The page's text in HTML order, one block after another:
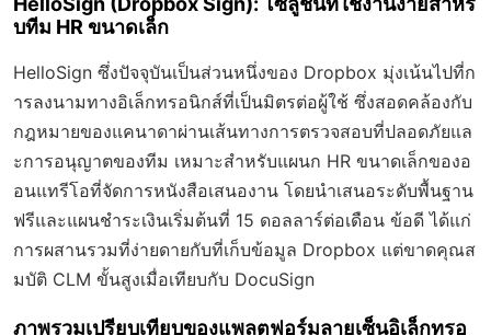
บทีม HR ขนาดเล็ก
HelloSign ซึ่งปัจจุบันเป็นส่วนหนึ่งของ Dropbox มุ่งเน้นไปที่ก
ารลงนามทางอิเล็กทรอนิกส์ที่เป็นมิตรต่อผู้ใช้ ซึ่งสอดคล้องกับ
กฎหมายของแคนาดาผ่านเส้นทางการตรวจสอบที่ปลอดภัยแล
ะการอนุญาตของทีม เหมาะสำหรับแผนก HR ขนาดเล็กของอ
อนแทรีโอที่จัดการหนังสือเสนองาน โดยนำเสนอระดับพื้นฐาน
ฟรีและแผนชำระเงินเริ่มต้นที่ 15 ดอลลาร์ต่อเดือน ข้อดี ได้แก่
การผสานรวมที่ง่ายดายกับที่เก็บข้อมูล Dropbox แต่ขาดคุณส
มบัติ CLM ขั้นสูงเมื่อเทียบกับ DocuSign
ภาพรวมเปรียบเทียบของแพลตฟอร์มลายเซ็นอิเล็กทรอ